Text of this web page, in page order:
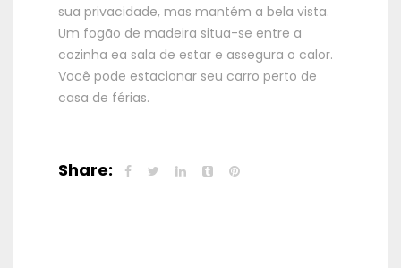
sua privacidade, mas mantém a bela vista.
Um fogão de madeira situa-se entre a
cozinha ea sala de estar e assegura o calor.
Você pode estacionar seu carro perto de
casa de férias.
Share: